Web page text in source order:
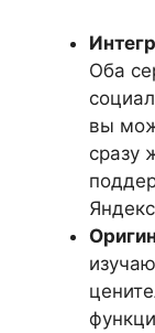
Оба
вы
сразу